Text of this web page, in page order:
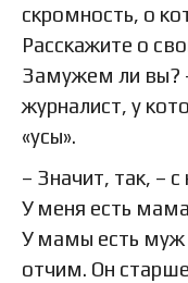
скромность, о
Расскажите о
Замужем ли вы?
журналист, у
«усы».
– Значит, так, –
У меня есть
У мамы есть муж
отчим. Он